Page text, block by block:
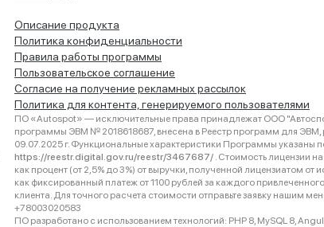
Описание продукта
Политика конфиденциальности
Правила работы программы
Пользовательское соглашение
Согласие на получение рекламных рассылок
Политика для контента, генерируемого пользователями
ПО «Autospot» — исключительные права принадлежат ООО
программы ЭВМ № 2018618687, внесена в Реестр программ для ЭВМ,
09.07.2025 г. Функциональные характеристики Программы указаны
https://reestr.digital.gov.ru/reestr/3467687/ . Стоимость лицензии
как процент (от 2,5% до 3%) от выручки, полученной лицензиатом
как фиксированный платеж от 1100 рублей за каждого
клиента. Для точного расчета стоимости отправьте заявку нашим
+78003020583
ПО разработано с использованием технологий: PHP 8, MySQL 8,